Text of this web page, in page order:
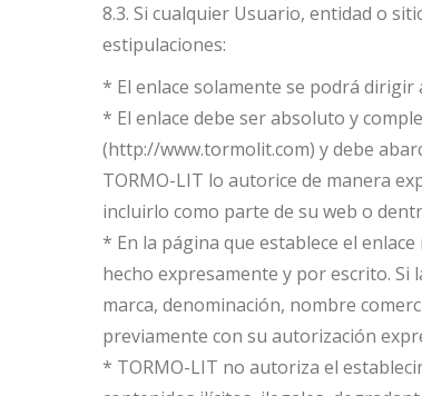
8.3. Si cualquier Usuario, entidad o
estipulaciones:
* El enlace solamente se podrá dirigir
* El enlace debe ser absoluto y
(http://www.tormolit.com) y debe
TORMO-LIT lo autorice de manera
incluirlo como parte de su web o
* En la página que establece el
hecho expresamente y por escrito. Si
marca, denominación, nombre
previamente con su autorización
* TORMO-LIT no autoriza el